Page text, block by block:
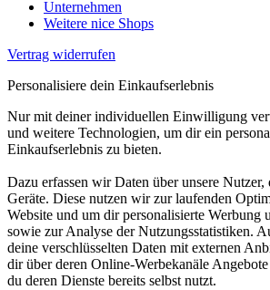
Unternehmen
Weitere nice Shops
Vertrag widerrufen
Personalisiere dein Einkaufserlebnis
Nur mit deiner individuellen Einwilligung
und weitere Technologien, um dir ein
Einkaufserlebnis zu bieten.
Dazu erfassen wir Daten über unsere Nutzer,
Geräte. Diese nutzen wir zur laufenden
Website und um dir personalisierte Werbung
sowie zur Analyse der Nutzungsstatistiken.
deine verschlüsselten Daten mit externen
dir über deren Online-Werbekanäle
du deren Dienste bereits selbst nutzt.